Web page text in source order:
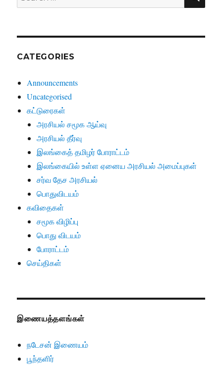
for:
CATEGORIES
Announcements
Uncategorised
கட்டுரைகள்
அரசியல் சமூக ஆய்வு
அரசியல் தீர்வு
இலங்கைத் தமிழர் போராட்டம்
இலங்கையில் உள்ள ஏனைய அரசியல் அமைப்புகள்
சர்வ தேச அரசியல்
பொதுவிடயம்
கவிதைகள்
சமூக விழிப்பு
பொது விடயம்
போராட்டம்
செய்திகள்
இணையத்தளங்கள்
நடேசன் இணையம்
பூந்தளிர்